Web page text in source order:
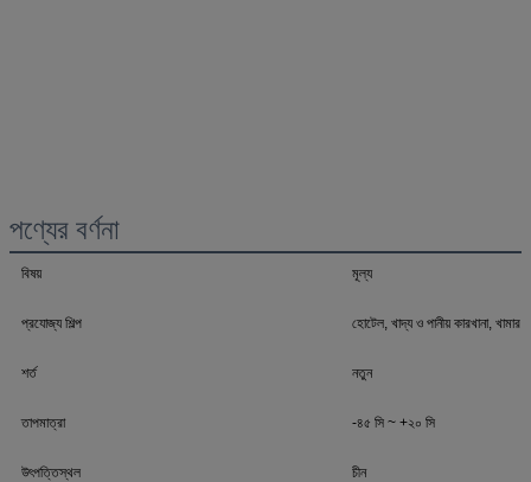
পণ্যের বর্ণনা
বিষয় মূল্য
প্রযোজ্য শিল্প হোটেল, খাদ্য ও পানীয় কারখানা, খামার,
শর্ত নতুন
তাপমাত্রা -৪৫ সি ~ +২০ সি
উৎপত্তিস্থল চীন